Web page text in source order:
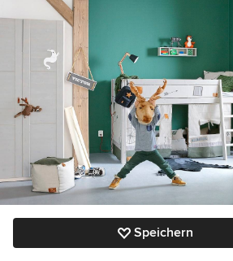
Speichern